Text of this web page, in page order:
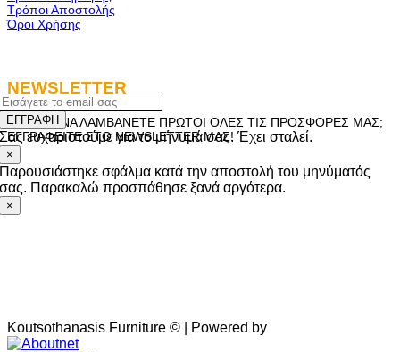
Τρόποι Αποστολής
Όροι Χρήσης
NEWSLETTER
ΘΕΛΕΤΕ ΝΑ ΛΑΜΒΑΝΕΤΕ ΠΡΩΤΟΙ ΟΛΕΣ ΤΙΣ ΠΡΟΣΦΟΡΕΣ ΜΑΣ;
ΕΓΓΡΑΦΕΙΤΕ ΣΤΟ NEWSLETTER ΜΑΣ!
ΕΓΓΡΑΦΗ
Σας ευχαριστούμε για το μήνυμά σας. Έχει σταλεί.
×
Παρουσιάστηκε σφάλμα κατά την αποστολή του μηνύματός
σας. Παρακαλώ προσπάθησε ξανά αργότερα.
×
Koutsothanasis Furniture © | Powered by